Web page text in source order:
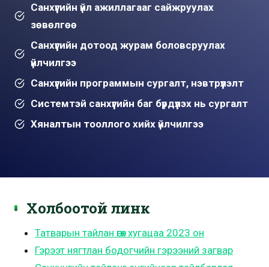
Санхүүгийн үйл ажиллагааг сайжруулах
зөвөлгөө
Санхүүгийн дотоод журам боловсруулах
үйлчилгээ
Санхүүгийн программын сургалт, нэвтрүүлэлт
Системтэй санхүүгийн баг бүрдүүлэх нь сургалт
Хяналтын тооллого хийх үйлчилгээ
Холбоотой линк
Татварын тайлан өгөх хугацаа 2023 он
Гэрээт нягтлан бодогчийн гэрээний загвар